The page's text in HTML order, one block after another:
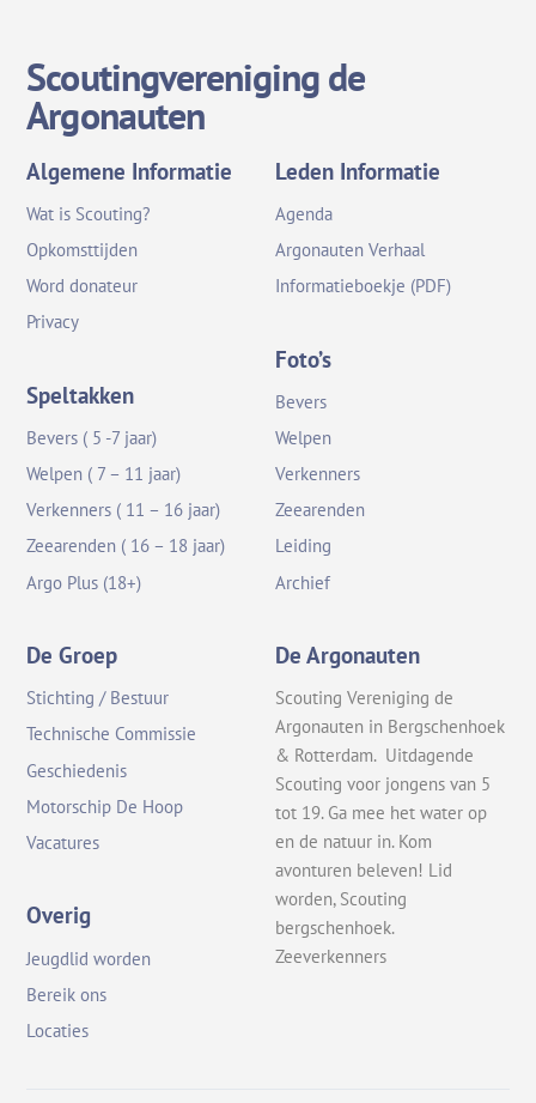
Scoutingvereniging de
Argonauten
Algemene Informatie
Wat is Scouting?
Opkomsttijden
Word donateur
Privacy
Speltakken
Bevers ( 5 -7 jaar)
Welpen ( 7 – 11 jaar)
Verkenners ( 11 – 16 jaar)
Zeearenden ( 16 – 18 jaar)
Argo Plus (18+)
Leden Informatie
Agenda
Argonauten Verhaal
Informatieboekje (PDF)
Foto’s
Bevers
Welpen
Verkenners
Zeearenden
Leiding
Archief
De Groep
Stichting / Bestuur
Technische Commissie
Geschiedenis
Motorschip De Hoop
Vacatures
Overig
Jeugdlid worden
Bereik ons
Locaties
De Argonauten
Scouting Vereniging de
Argonauten in Bergschenhoek
& Rotterdam. Uitdagende
Scouting voor jongens van 5
tot 19. Ga mee het water op
en de natuur in. Kom
avonturen beleven! Lid
worden, Scouting
bergschenhoek.
Zeeverkenners